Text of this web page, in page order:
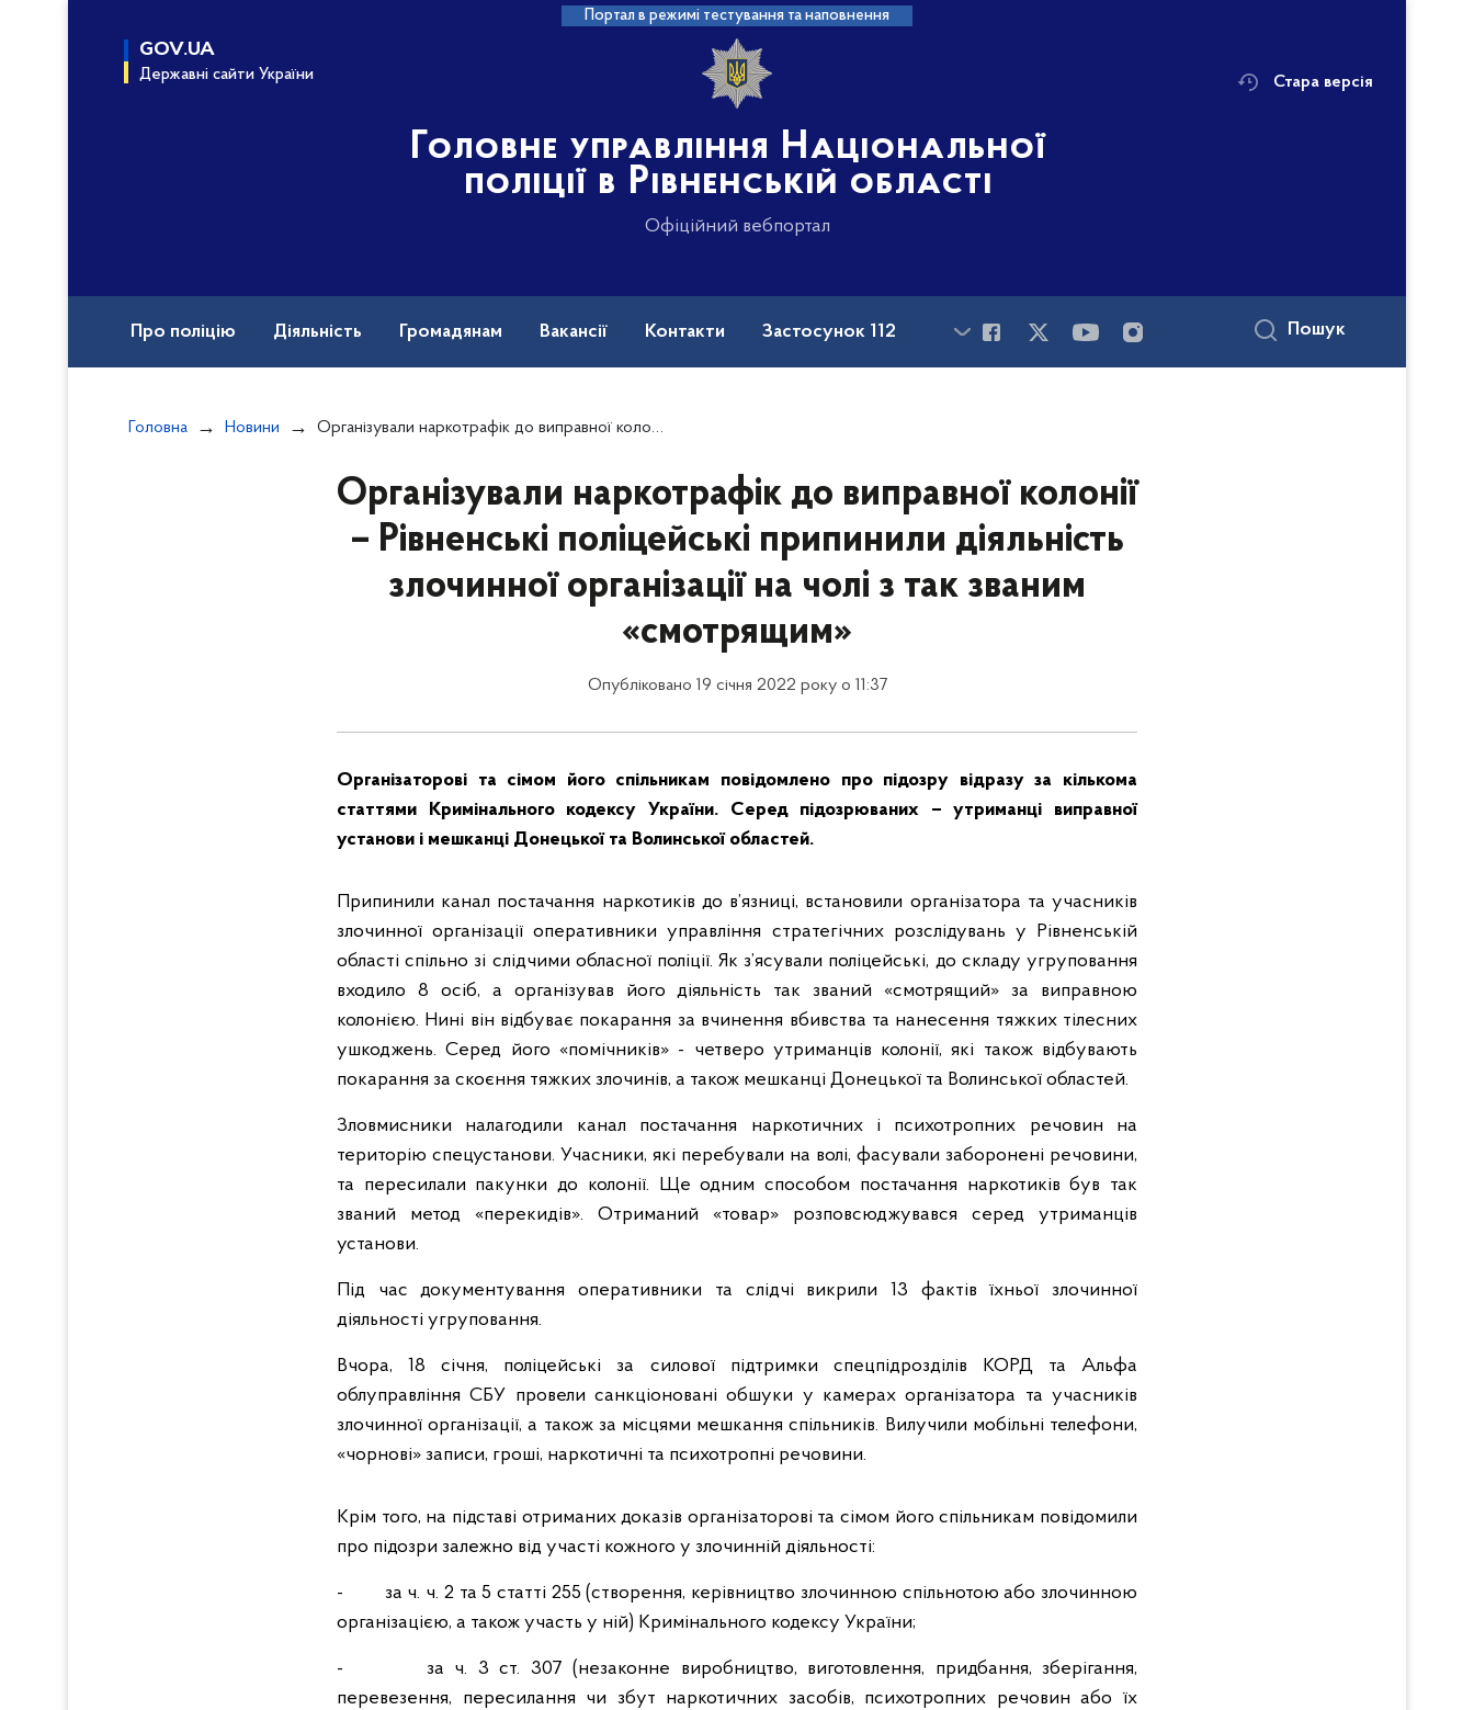
Портал в режимі тестування та наповнення
GOV.UA
Державні сайти України
Головне управління Національної
поліції в Рівненській області
Офіційний вебпортал
Стара версія
Про поліцію Діяльність Громадянам Вакансії Контакти Застосунок 112 Пошук
Головна Новини Організували наркотрафік до виправної колонії – Рівненські поліцейські припинили діяльність злочинної організації на чолі з так званим «смотрящим»
Організували наркотрафік до виправної колонії
– Рівненські поліцейські припинили діяльність
злочинної організації на чолі з так званим
«смотрящим»
Опубліковано 19 січня 2022 року о 11:37
Організаторові та сімом його спільникам повідомлено про підозру відразу за кількома
статтями Кримінального кодексу України. Серед підозрюваних – утриманці виправної
установи і мешканці Донецької та Волинської областей.
Припинили канал постачання наркотиків до в’язниці, встановили організатора та учасників
злочинної організації оперативники управління стратегічних розслідувань у Рівненській
області спільно зі слідчими обласної поліції. Як з’ясували поліцейські, до складу угруповання
входило 8 осіб, а організував його діяльність так званий «смотрящий» за виправною
колонією. Нині він відбуває покарання за вчинення вбивства та нанесення тяжких тілесних
ушкоджень. Серед його «помічників» - четверо утриманців колонії, які також відбувають
покарання за скоєння тяжких злочинів, а також мешканці Донецької та Волинської областей.
Зловмисники налагодили канал постачання наркотичних і психотропних речовин на
територію спецустанови. Учасники, які перебували на волі, фасували заборонені речовини,
та пересилали пакунки до колонії. Ще одним способом постачання наркотиків був так
званий метод «перекидів». Отриманий «товар» розповсюджувався серед утриманців
установи.
Під час документування оперативники та слідчі викрили 13 фактів їхньої злочинної
діяльності угруповання.
Вчора, 18 січня, поліцейські за силової підтримки спецпідрозділів КОРД та Альфа
облуправління СБУ провели санкціоновані обшуки у камерах організатора та учасників
злочинної організації, а також за місцями мешкання спільників. Вилучили мобільні телефони,
«чорнові» записи, гроші, наркотичні та психотропні речовини.
Крім того, на підставі отриманих доказів організаторові та сімом його спільникам повідомили
про підозри залежно від участі кожного у злочинній діяльності:
- за ч. ч. 2 та 5 статті 255 (створення, керівництво злочинною спільнотою або злочинною
організацією, а також участь у ній) Кримінального кодексу України;
- за ч. 3 ст. 307 (незаконне виробництво, виготовлення, придбання, зберігання,
перевезення, пересилання чи збут наркотичних засобів, психотропних речовин або їх